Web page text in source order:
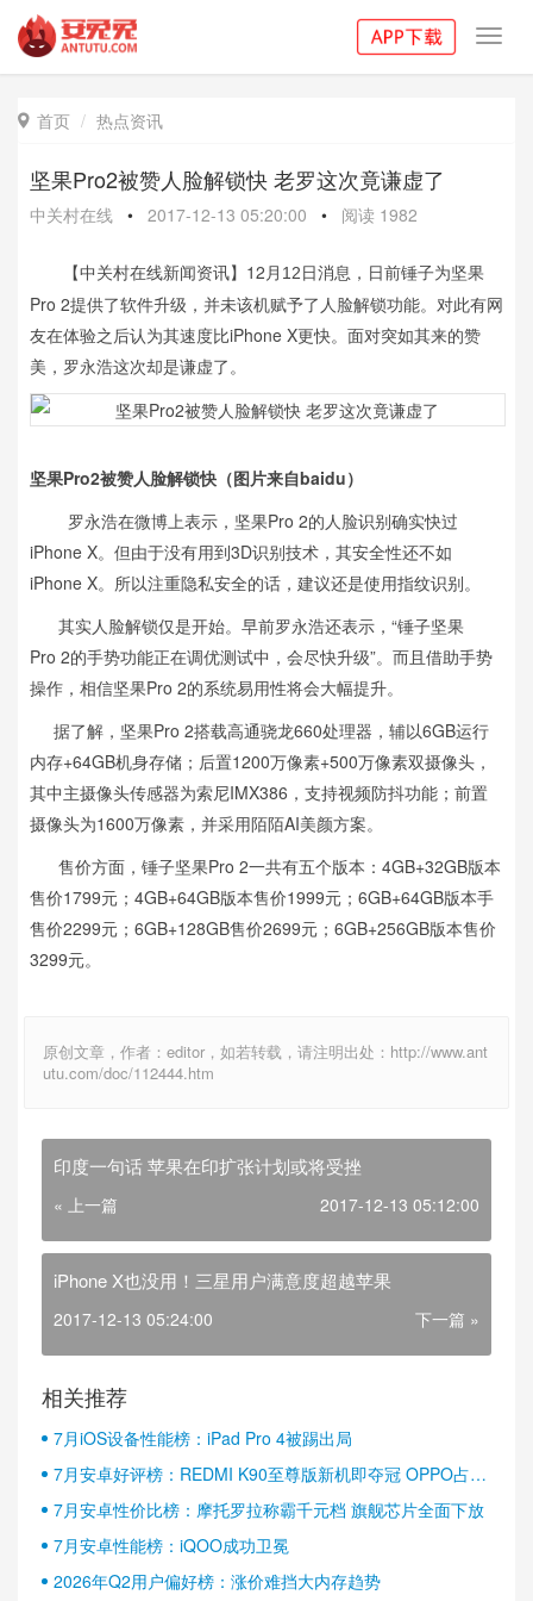
 首页 热点资讯
坚果Pro2被赞人脸解锁快 老罗这次竟谦虚了
中关村在线 • 2017-12-13 05:20:00 • 阅读 1982
【中关村在线新闻资讯】 12 月12日消息 ，日前锤子为坚果
Pro 2提供了软件升级，并未该机赋予了人脸解锁功能。对此有网
友在体验之后认为其速度比iPhone X更快。面对突如其来的赞
美，罗永浩这次却是谦虚了。
坚果Pro2被赞人脸解锁快（图片来自baidu）
罗永浩在微博上表示，坚果Pro 2的人脸识别确实快过
iPhone X。但由于没有用到3D识别技术，其安全性还不如
iPhone X。所以注重隐私安全的话，建议还是使用指纹识别。
其实人脸解锁仅是开始。早前罗永浩还表示，“锤子坚果
Pro 2的手势功能正在调优测试中，会尽快升级”。而且借助手势
操作，相信坚果Pro 2的系统易用性将会大幅提升。
据了解，坚果Pro 2搭载高通骁龙660处理器，辅以6GB运行
内存+64GB机身存储；后置1200万像素+500万像素双摄像头，
其中主摄像头传感器为索尼IMX386，支持视频防抖功能；前置
摄像头为1600万像素，并采用陌陌AI美颜方案。
售价方面，锤子坚果Pro 2一共有五个版本：4GB+32GB版本
售价1799元；4GB+64GB版本售价1999元；6GB+64GB版本手
售价2299元；6GB+128GB售价2699元；6GB+256GB版本售价
3299元。
原创文章，作者：editor，如若转载，请注明出处：http://www.ant
utu.com/doc/112444.htm
印度一句话 苹果在印扩张计划或将受挫
« 上一篇 2017-12-13 05:12:00
iPhone X也没用！三星用户满意度超越苹果
2017-12-13 05:24:00 下一篇 »
相关推荐
7月iOS设备性能榜：iPad Pro 4被踢出局
7月安卓好评榜：REDMI K90至尊版新机即夺冠 OPPO占据
半壁江山
7月安卓性价比榜：摩托罗拉称霸千元档 旗舰芯片全面下放
7月安卓性能榜：iQOO成功卫冕
2026年Q2用户偏好榜：涨价难挡大内存趋势